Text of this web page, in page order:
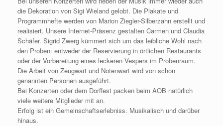
die Dekoration von Sigi Wieland gelobt. Die Plakate und
Programmhefte werden von Marion Ziegler-Silberzahn erstellt und
realisiert. Unsere Internet-Präsenz gestalten Carmen und Claudia
Schäfer. Sigrid Zwerg kümmert sich um das leibliche Wohl nach
den Proben: entweder der Reservierung in örtlichen Restaurants
oder der Vorbereitung eines leckeren Vespers im Probenraum.
Die Arbeit von Zeugwart und Notenwart wird von schon
genannten Personen ausgeführt.
Bei Konzerten oder dem Dorffest packen beim AOB natürlich
viele weitere Mitglieder mit an.
Erfolg ist ein Gemeinschaftserlebniss. Musikalisch und darüber
hinaus.